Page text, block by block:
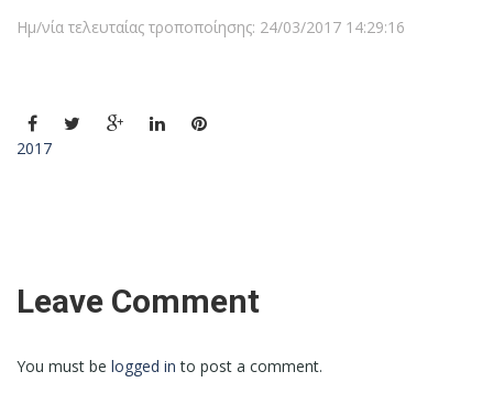
Ημ/νία τελευταίας τροποποίησης: 24/03/2017 14:29:16
2017
Leave Comment
You must be logged in to post a comment.